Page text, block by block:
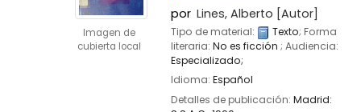
Imagen de
cubierta local
por Lines, Alberto [Autor]
Tipo de material: Texto; Forma
literaria: No es ficción ; Audiencia:
Especializado;
Idioma: Español
Detalles de publicación: Madrid: